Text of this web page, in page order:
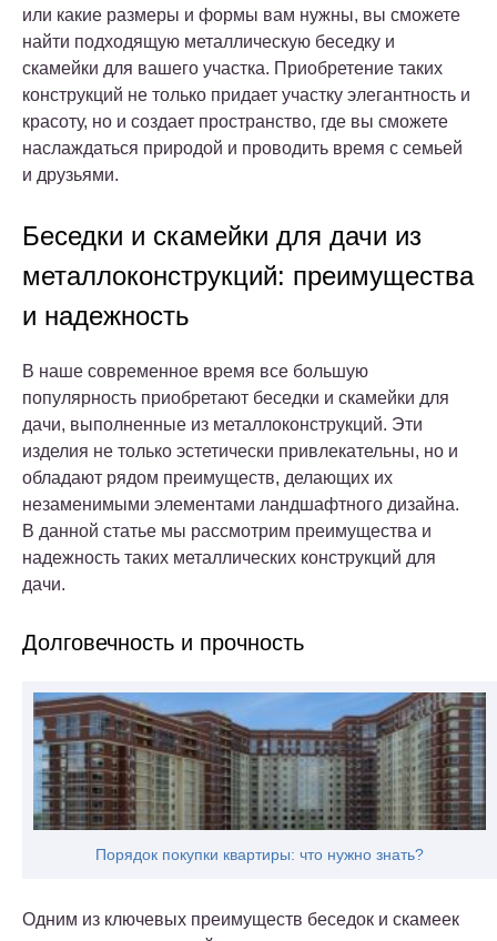
или какие размеры и формы вам нужны, вы сможете
найти подходящую металлическую беседку и
скамейки для вашего участка. Приобретение таких
конструкций не только придает участку элегантность и
красоту, но и создает пространство, где вы сможете
наслаждаться природой и проводить время с семьей
и друзьями.
Беседки и скамейки для дачи из
металлоконструкций: преимущества
и надежность
В наше современное время все большую
популярность приобретают беседки и скамейки для
дачи, выполненные из металлоконструкций. Эти
изделия не только эстетически привлекательны, но и
обладают рядом преимуществ, делающих их
незаменимыми элементами ландшафтного дизайна.
В данной статье мы рассмотрим преимущества и
надежность таких металлических конструкций для
дачи.
Долговечность и прочность
Порядок покупки квартиры: что нужно знать?
Одним из ключевых преимуществ беседок и скамеек